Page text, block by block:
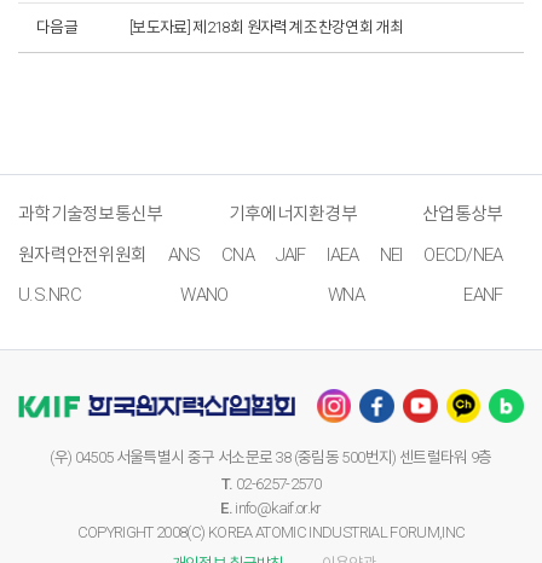
다음글 [보도자료] 제218회 원자력계 조찬강연회 개최
과학기술정보통신부 기후에너지환경부
산업통상부
원자력안전위원회
ANS CNA JAIF IAEA NEI
OECD/NEA
U.S.NRC
WANO WNA EANF
(우) 04505 서울특별시 중구 서소문로 38 (중림동 500번지) 센트럴타워 9층
T. 02-6257-2570
E. info@kaif.or.kr
COPYRIGHT 2008(C) KOREA ATOMIC INDUSTRIAL FORUM,INC